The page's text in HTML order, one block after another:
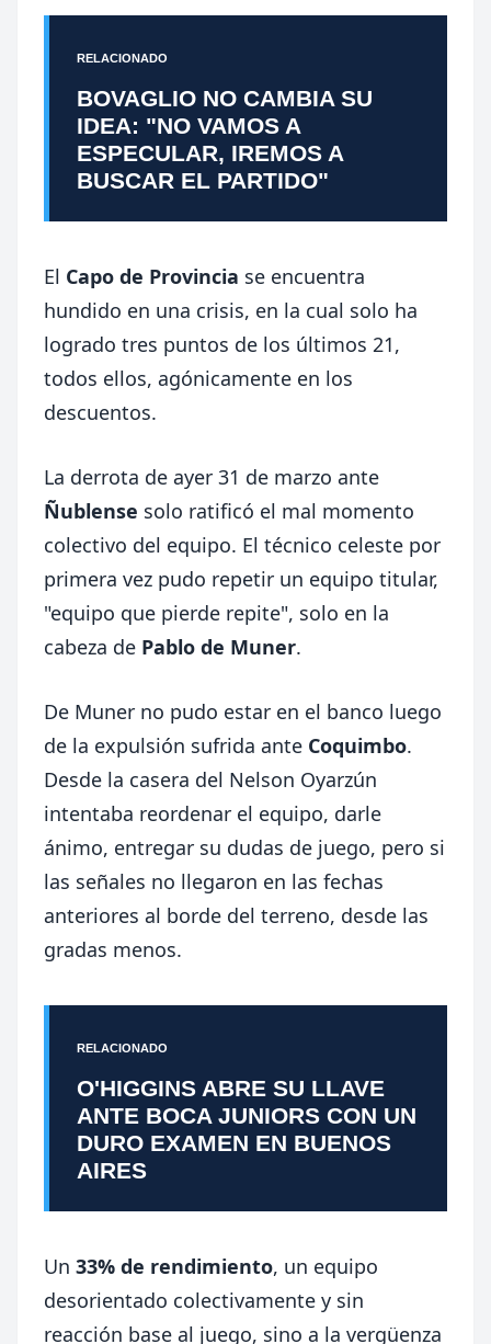
RELACIONADO
BOVAGLIO NO CAMBIA SU
IDEA: "NO VAMOS A
ESPECULAR, IREMOS A
BUSCAR EL PARTIDO"
El Capo de Provincia se encuentra
hundido en una crisis, en la cual solo ha
logrado tres puntos de los últimos 21,
todos ellos, agónicamente en los
descuentos.
La derrota de ayer 31 de marzo ante
Ñublense solo ratificó el mal momento
colectivo del equipo. El técnico celeste por
primera vez pudo repetir un equipo titular,
"equipo que pierde repite", solo en la
cabeza de Pablo de Muner.
De Muner no pudo estar en el banco luego
de la expulsión sufrida ante Coquimbo.
Desde la casera del Nelson Oyarzún
intentaba reordenar el equipo, darle
ánimo, entregar su dudas de juego, pero si
las señales no llegaron en las fechas
anteriores al borde del terreno, desde las
gradas menos.
RELACIONADO
O'HIGGINS ABRE SU LLAVE
ANTE BOCA JUNIORS CON UN
DURO EXAMEN EN BUENOS
AIRES
Un 33% de rendimiento, un equipo
desorientado colectivamente y sin
reacción base al juego, sino a la vergüenza